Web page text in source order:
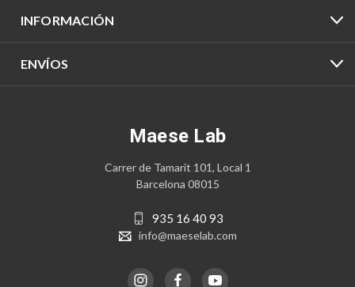
INFORMACIÓN
ENVÍOS
Maese Lab
Carrer de Tamarit 101, Local 1
Barcelona 08015
935 16 40 93
info@maeselab.com